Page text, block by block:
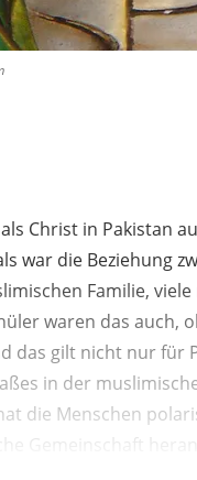
Christ in Pakistan
war die Beziehung
Familie,
waren das auch,
das gilt nicht nur für
in der
die Menschen
Gemeinschaft